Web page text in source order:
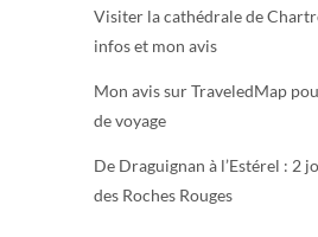
Visiter la cathédrale de
infos et mon avis
Mon avis sur TraveledMap
de voyage
De Draguignan à l’Estérel : 2
des Roches Rouges